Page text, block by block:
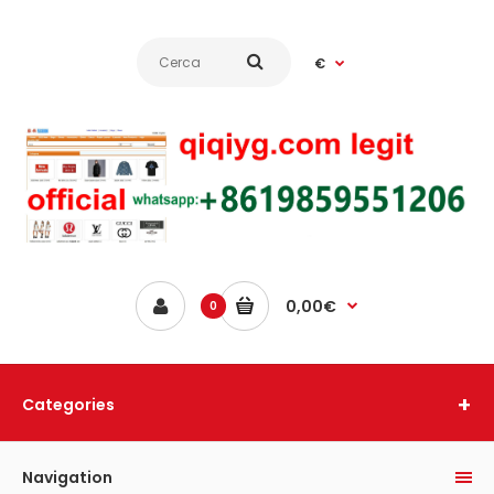
€
0 0,00€
Categories
Navigation